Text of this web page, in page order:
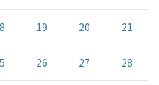
19 20 21
26 27 28